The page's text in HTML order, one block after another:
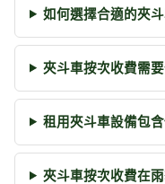
如何選擇合適的夾
夾斗車按次收費需
租用夾斗車設備包
夾斗車按次收費在